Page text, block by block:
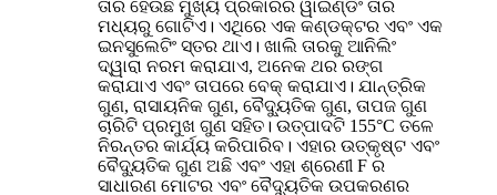
ତାର ହେଉଛି ମୁଖ୍ୟ ପ୍ରକାରର ୱାଇଣ୍ଡିଂ ତାର
ମଧ୍ୟରୁ ଗୋଟିଏ। ଏଥିରେ ଏକ କଣ୍ଡକ୍ଟର ଏବଂ ଏକ
ଇନସୁଲେଟିଂ ସ୍ତର ଥାଏ। ଖାଲି ତାରକୁ ଆନିଲିଂ
ଦ୍ୱାରା ନରମ କରାଯାଏ, ଅନେକ ଥର ରଙ୍ଗ
କରାଯାଏ ଏବଂ ତାପରେ ବେକ୍ କରାଯାଏ। ଯାନ୍ତ୍ରିକ
ଗୁଣ, ରାସାୟନିକ ଗୁଣ, ବୈଦ୍ୟୁତିକ ଗୁଣ, ତାପଜ ଗୁଣ
ଚାରିଟି ପ୍ରମୁଖ ଗୁଣ ସହିତ। ଉତ୍ପାଦଟି 155°C ତଳେ
ନିରନ୍ତର କାର୍ଯ୍ୟ କରିପାରିବ। ଏହାର ଉତ୍କୃଷ୍ଟ ଏବଂ
ବୈଦ୍ୟୁତିକ ଗୁଣ ଅଛି ଏବଂ ଏହା ଶ୍ରେଣୀ F ର
ସାଧାରଣ ମୋଟର ଏବଂ ବୈଦ୍ୟୁତିକ ଉପକରଣର